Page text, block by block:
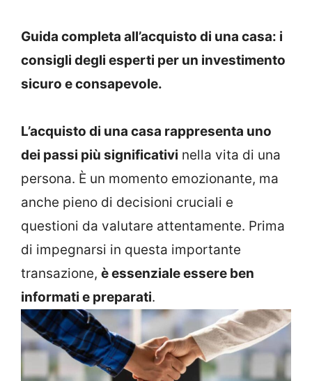
Guida completa all’acquisto di una casa: i
consigli degli esperti per un investimento
sicuro e consapevole.
L’acquisto di una casa rappresenta uno
dei passi più significativi nella vita di una
persona. È un momento emozionante, ma
anche pieno di decisioni cruciali e
questioni da valutare attentamente. Prima
di impegnarsi in questa importante
transazione, è essenziale essere ben
informati e preparati.